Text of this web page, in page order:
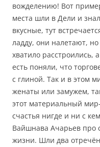
вожделению! Вот
места шли в Дели и
вкусные, тут
ладду, они налетают,
хватило расстроились,
есть поняли, что
с глиной. Так и в этом
женаты или замужем,
этот материальный
счастья нигде и ни с
Вайшнава Ачарьев про
жизни. Шли два